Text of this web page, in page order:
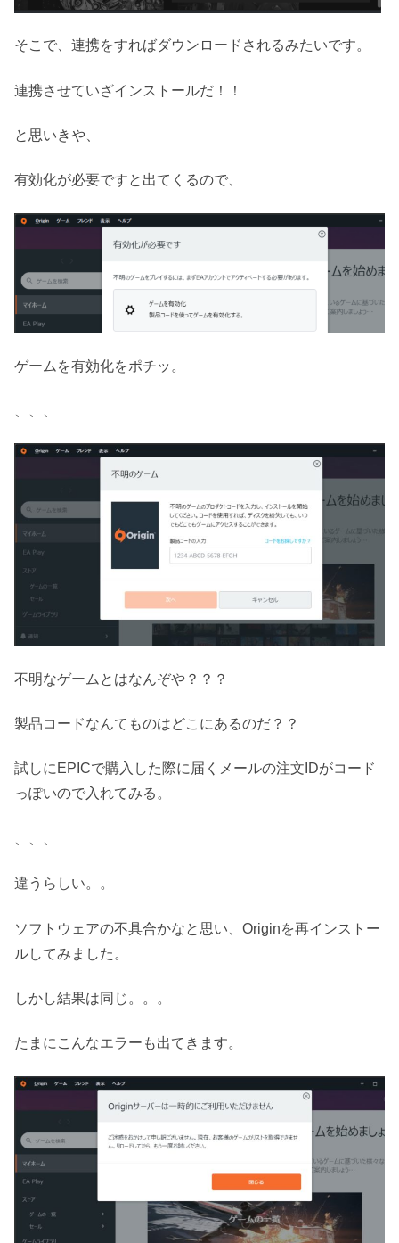
そこで、連携をすればダウンロードされるみたいです。
連携させていざインストールだ！！
と思いきや、
有効化が必要ですと出てくるので、
ゲームを有効化をポチッ。
不明なゲームとはなんぞや？？？
製品コードなんてものはどこにあるのだ？？
試しにEPICで購入した際に届くメールの注文IDがコード
っぽいので入れてみる。
違うらしい。。
ソフトウェアの不具合かなと思い、Originを再インストー
ルしてみました。
しかし結果は同じ。。。
たまにこんなエラーも出てきます。